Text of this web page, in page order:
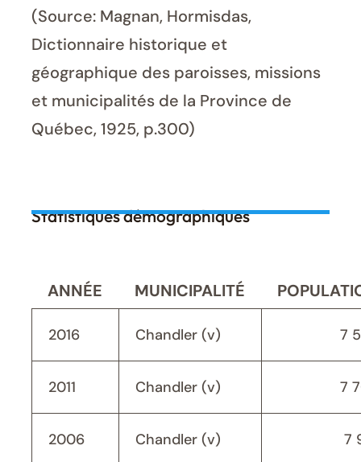
(Source: Magnan, Hormisdas,
Dictionnaire historique et
géographique des paroisses, missions
et municipalités de la Province de
Québec, 1925, p.300)
Statistiques démographiques
ANNÉE MUNICIPALITÉ
2016 Chandler (v) 7
2011 Chandler (v) 7
2006 Chandler (v) 7